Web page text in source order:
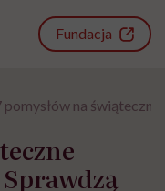
Fundacja
pomysłów na